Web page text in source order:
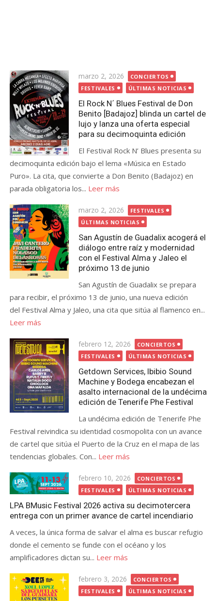
Publicada
el
marzo 2, 2026
CONCIERTOS
FESTIVALES
ÚLTIMAS NOTICIAS
El Rock N´ Blues Festival de Don
Benito [Badajoz] blinda un cartel de
lujo y lanza una oferta especial
para su decimoquinta edición
El Festival Rock N’ Blues presenta su
decimoquinta edición bajo el lema «Música en Estado
Puro». La cita, que convierte a Don Benito (Badajoz) en
parada obligatoria los... Leer más
Publicada
el
marzo 2, 2026
FESTIVALES
ÚLTIMAS NOTICIAS
San Agustín de Guadalix acogerá el
diálogo entre raíz y modernidad
con el Festival Alma y Jaleo el
próximo 13 de junio
San Agustín de Guadalix se prepara
para recibir, el próximo 13 de junio, una nueva edición
del Festival Alma y Jaleo, una cita que sitúa al flamenco en...
Leer más
Publicada
el
febrero 12, 2026
CONCIERTOS
FESTIVALES
ÚLTIMAS NOTICIAS
Getdown Services, Ibibio Sound
Machine y Bodega encabezan el
asalto internacional de la undécima
edición de Tenerife Phe Festival
La undécima edición de Tenerife Phe
Festival reivindica su identidad cosmopolita con un avance
de cartel que sitúa el Puerto de la Cruz en el mapa de las
tendencias globales. Con... Leer más
Publicada
el
febrero 10, 2026
CONCIERTOS
FESTIVALES
ÚLTIMAS NOTICIAS
LPA BMusic Festival 2026 activa su decimotercera
entrega con un primer avance de cartel incendiario
A veces, la única forma de salvar el alma es buscar refugio
donde el cemento se funde con el océano y los
amplificadores dictan su... Leer más
Publicada
el
febrero 3, 2026
CONCIERTOS
FESTIVALES
ÚLTIMAS NOTICIAS